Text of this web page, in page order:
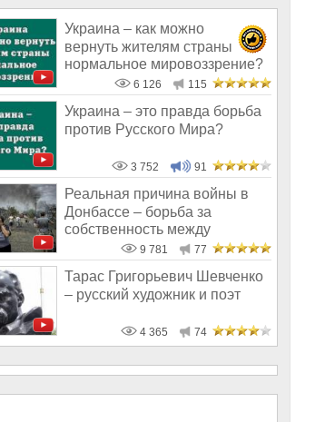
Украина – как можно
вернуть жителям страны
нормальное мировоззрение?
6 126 115
Украина – это правда борьба
против Русского Мира?
3 752 91
Реальная причина войны в
Донбассе – борьба за
собственность между
олигархами9 781 77
Тарас Григорьевич Шевченко
– русский художник и поэт
4 365 74